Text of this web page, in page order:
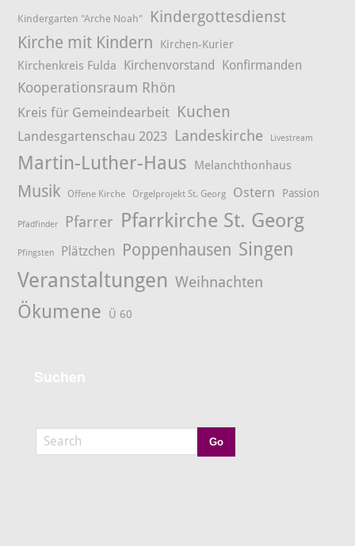
Kindergarten "Arche Noah" Kindergottesdienst
Kirche mit Kindern Kirchen-Kurier
Kirchenkreis Fulda Kirchenvorstand Konfirmanden
Kooperationsraum Rhön
Kreis für Gemeindearbeit Kuchen
Landesgartenschau 2023 Landeskirche Livestream
Martin-Luther-Haus Melanchthonhaus
Musik Offene Kirche Orgelprojekt St. Georg Ostern Passion
Pfadfinder Pfarrer Pfarrkirche St. Georg
Pfingsten Plätzchen Poppenhausen Singen
Veranstaltungen Weihnachten
Ökumene Ü 60